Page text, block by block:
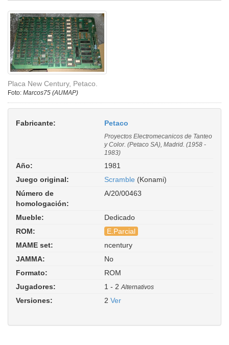
Placa New Century, Petaco.
Foto: Marcos75 (AUMAP)
Fabricante: Petaco
Proyectos Electromecanicos de Tanteo
y Color. (Petaco SA), Madrid. (1958 -
1983)
Año:
1981
Juego original:
Scramble (Konami)
Número de
homologación:
A/20/00463
Mueble:
Dedicado
ROM:
E.Parcial
MAME set:
ncentury
Scramble). ROM Parent: scramble.
Driver:
JAMMA:
No
Formato:
ROM
Jugadores:
1 - 2 Alternativos
Versiones: 2 Ver